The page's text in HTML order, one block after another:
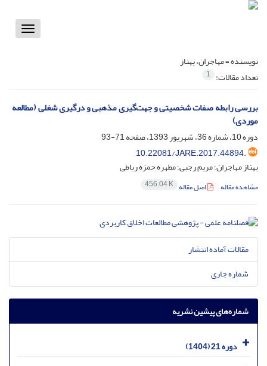
Toggle
نویسنده =مهاجران، بهناز
تعداد مقالات: 1
بررسی رابطه صفات شخصیتی و جهت‌گیری مذهبی و درگیری شغلی (مطالعه
موردی)
دوره 10، شماره 36، شهریور 1393، صفحه
71-93
10.22081/JARE.2017.44894.
بهناز مهاجران؛ مریم رجبی؛ مطهره حمزه رباطی
مشاهده مقاله اصل مقاله 456.04 K
مقالات آماده انتشار
شماره جاری
شماره‌های پیشین نشریه
دوره 21 (1404)